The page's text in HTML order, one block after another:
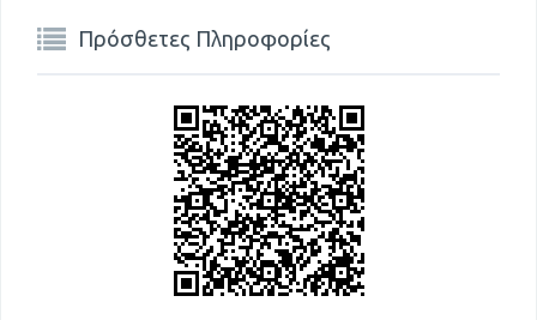
Πρόσθετες Πληροφορίες